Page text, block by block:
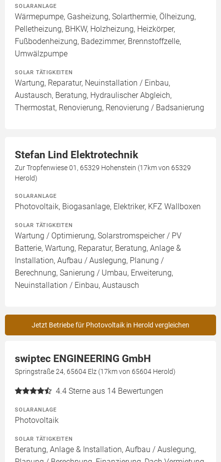
SOLARANLAGE
Wärmepumpe, Gasheizung, Solarthermie, Ölheizung,
Pelletheizung, BHKW, Holzheizung, Heizkörper,
Fußbodenheizung, Badezimmer, Brennstoffzelle,
Umwälzpumpe
SOLAR TÄTIGKEITEN
Wartung, Reparatur, Neuinstallation / Einbau,
Austausch, Beratung, Hydraulischer Abgleich,
Thermostat, Renovierung, Renovierung / Badsanierung
Stefan Lind Elektrotechnik
Zur Tropfenwiese 01, 65329 Hohenstein (17km von 65329
Herold)
SOLARANLAGE
Photovoltaik, Biogasanlage, Elektriker, KFZ Wallboxen
SOLAR TÄTIGKEITEN
Wartung / Optimierung, Solarstromspeicher / PV
Batterie, Wartung, Reparatur, Beratung, Anlage &
Installation, Aufbau / Auslegung, Planung /
Berechnung, Sanierung / Umbau, Erweiterung,
Neuinstallation / Einbau, Austausch
Jetzt Betriebe für Photovoltaik in Herold vergleichen
swiptec ENGINEERING GmbH
Springstraße 24, 65604 Elz (17km von 65604 Herold)
4.4 Sterne aus 14 Bewertungen
SOLARANLAGE
Photovoltaik
SOLAR TÄTIGKEITEN
Beratung, Anlage & Installation, Aufbau / Auslegung,